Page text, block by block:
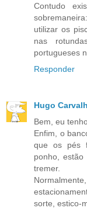
Contudo
utilizar os
nas
portugueses
Responder
Hugo
Bem, eu
Enfim, o
que os pés
ponho,
tremer.
sorte, estico-